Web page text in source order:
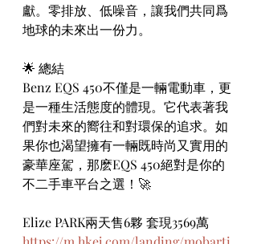
獻。零排放、低噪音，讓我們共同爲
地球的未來出一份力。
🌟 總結
Benz EQS 450不僅是一輛電動車，更
是一種生活態度的體現。它代表著我
們對未來的嚮往和對環保的追求。如
果你也渴望擁有一輛既時尚又實用的
豪華座駕，那麽EQS 450絕對是你的
不二手車平台之選！🚀
Elize PARK兩天售6夥 套現3569萬